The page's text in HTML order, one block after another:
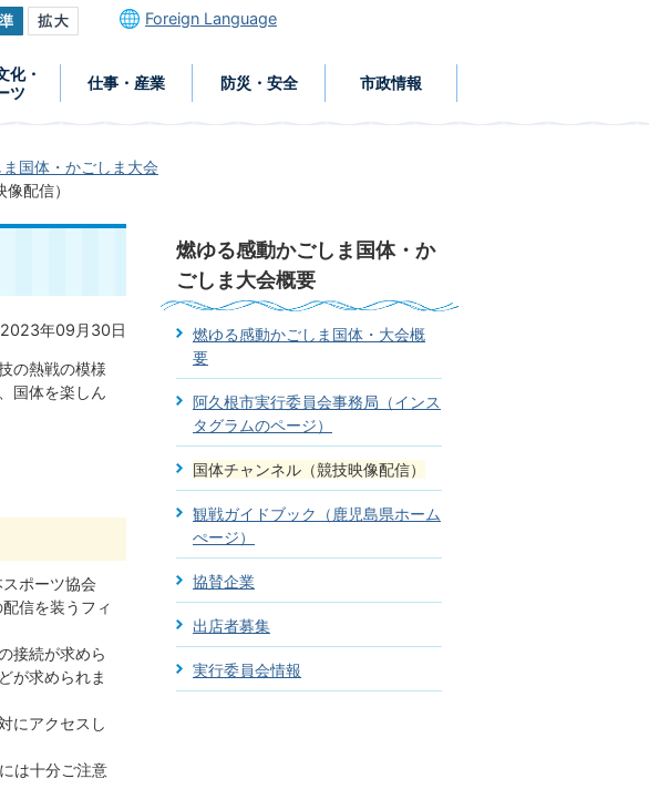
Foreign Language
化・
ツ
仕事・産業 防災・安全 市政情報
国体・かごしま大会
配信）
年09月30日
の熱戦の模様
国体を楽しん
ポーツ協会
信を装うフィ
接続が求めら
が求められま
にアクセスし
は十分ご注意
燃ゆる感動かごしま国体・か
ごしま大会概要
燃ゆる感動かごしま国体・大会概
要
阿久根市実行委員会事務局（インス
タグラムのページ）
国体チャンネル（競技映像配信）
観戦ガイドブック（鹿児島県ホーム
ぺージ）
協賛企業
出店者募集
実行委員会情報